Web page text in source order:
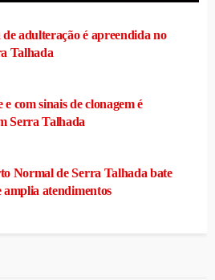
adulteração é apreendida no
Talhada
com sinais de clonagem é
Serra Talhada
Normal de Serra Talhada bate
amplia atendimentos